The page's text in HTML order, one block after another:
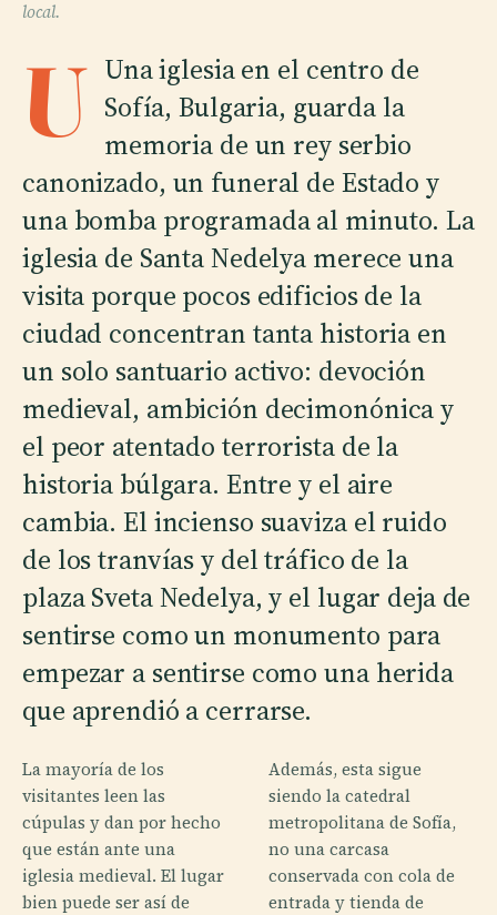
local.
U Una iglesia en el centro de
Sofía, Bulgaria, guarda la
memoria de un rey serbio
canonizado, un funeral de Estado y
una bomba programada al minuto. La
iglesia de Santa Nedelya merece una
visita porque pocos edificios de la
ciudad concentran tanta historia en
un solo santuario activo: devoción
medieval, ambición decimonónica y
el peor atentado terrorista de la
historia búlgara. Entre y el aire
cambia. El incienso suaviza el ruido
de los tranvías y del tráfico de la
plaza Sveta Nedelya, y el lugar deja de
sentirse como un monumento para
empezar a sentirse como una herida
que aprendió a cerrarse.
La mayoría de los
visitantes leen las
cúpulas y dan por hecho
que están ante una
iglesia medieval. El lugar
bien puede ser así de
Además, esta sigue
siendo la catedral
metropolitana de Sofía,
no una carcasa
conservada con cola de
entrada y tienda de